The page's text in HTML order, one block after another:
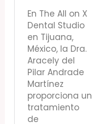
En The All on X
Dental Studio
en Tijuana,
México, la Dra.
Aracely del
Pilar Andrade
Martínez
proporciona un
tratamiento
de